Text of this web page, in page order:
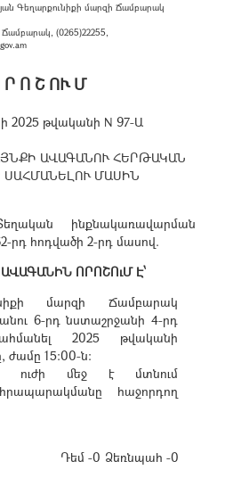
Գեղարքունիքի մարզի Ճամբարակ
(0265)22255,
Ր Ո Շ ՈՒ Մ
2025 թվականի N 97-Ա
ԱՎԱԳԱՆՈՒ ՀԵՐԹԱԿԱՆ
ՍԱՀՄԱՆԵԼՈՒ ՄԱՍԻՆ
ինքնակառավարման
րդ հոդվածի 2-րդ մասով.
ՈՐՈՇՈւՄ Է՝
մարզի Ճամբարակ
6-րդ նստաշրջանի 4-րդ
2025 թվականի
ժամը 15։00-ն:
ուժի մեջ է մտնում
հաջորդող
Դեմ -0 Ձեռնպահ -0